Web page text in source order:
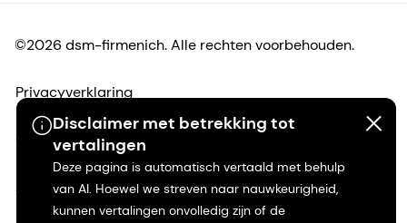
Disclaimer met betrekking tot
vertalingen
Deze pagina is automatisch vertaald met behulp
van AI. Hoewel we streven naar nauwkeurigheid,
kunnen vertalingen onvolledig zijn of de
©2026 dsm-firmenich. Alle rechten voorbehouden.
Privacyverklaring
Gebruiksvoorwaarden
Algemene voorwaarden